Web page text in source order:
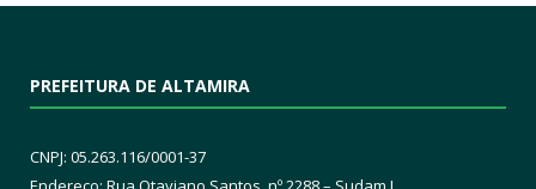
PREFEITURA DE ALTAMIRA
CNPJ: 05.263.116/0001-37